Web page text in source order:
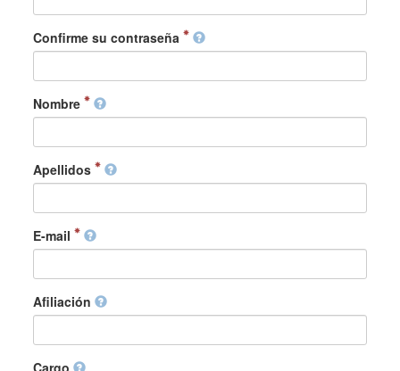
Confirme su contraseña
Nombre
Apellidos
E-mail
Afiliación
Cargo